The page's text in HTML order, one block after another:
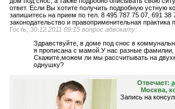
ответ. Если Вы хотите получить подробную устную
запишитесь на прием по тел. 8 495 787 75 07, 691
законодательство и правоприменительная
Гость, 30.12.2011 09:15 вопрос адвокату:
Здравствуйте, в доме под снос в
я прописана с мамой.У нас разные фамилии,
Скажите,можем ли мы рассчитывать на
однушку?
Отвечает:
Москва,
Запись на